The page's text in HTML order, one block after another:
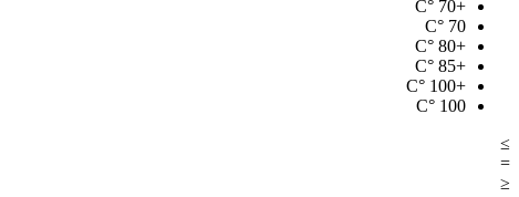
+70
°C
70
°C
+80
°C
+85
°C
+100
°C
100
°C
≥
=
≤